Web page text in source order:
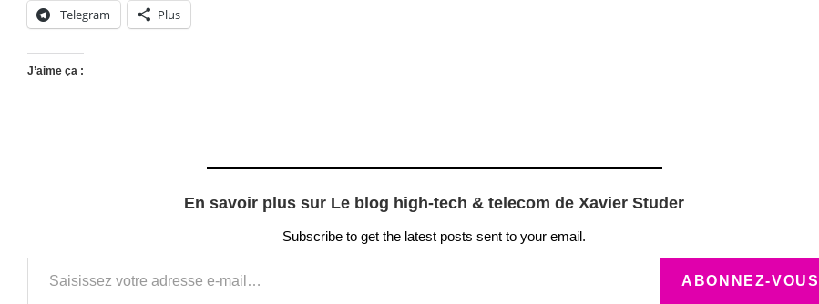
Telegram Plus
J’aime ça :
En savoir plus sur Le blog high-tech & telecom de Xavier Studer
Subscribe to get the latest posts sent to your email.
Saisissez votre adresse e-mail…
ABONNEZ-VOUS